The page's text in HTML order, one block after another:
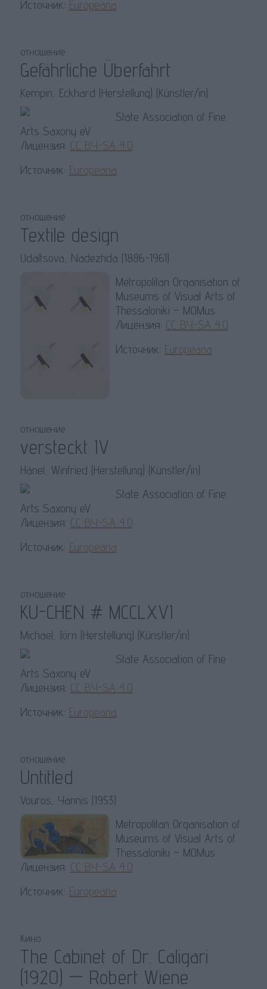
Источник: Europeana
отношение
Gefährliche Überfahrt
Kempin, Eckhard (Herstellung) (Künstler/in)
State Association of Fine
Arts Saxony eV
Лицензия: CC BY-SA 4.0
Источник: Europeana
отношение
Textile design
Udaltsova, Nadezhda (1886-1961)
Metropolitan Organisation of
Museums of Visual Arts of
Thessaloniki – MOMus
Лицензия: CC BY-SA 4.0
Источник: Europeana
отношение
versteckt IV
Hänel, Winfried (Herstellung) (Künstler/in)
State Association of Fine
Arts Saxony eV
Лицензия: CC BY-SA 4.0
Источник: Europeana
отношение
KU-CHEN # MCCLXVI
Michael, Jörn (Herstellung) (Künstler/in)
State Association of Fine
Arts Saxony eV
Лицензия: CC BY-SA 4.0
Источник: Europeana
отношение
Untitled
Vouros, Yannis (1953)
Metropolitan Organisation of
Museums of Visual Arts of
Thessaloniki – MOMus
Лицензия: CC BY-SA 4.0
Источник: Europeana
Кино
The Cabinet of Dr. Caligari
(1920) — Robert Wiene